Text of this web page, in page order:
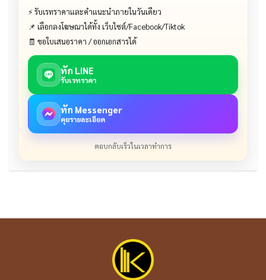
⚡ รับเรทราคาและคำแนะนำภายในวันเดียว
📌 เลือกลงโฆษณาได้ทั้ง เว็บไซต์/Facebook/Tiktok
🧾 ขอใบเสนอราคา / ออกเอกสารได้
ทัก LINE
รับเรทราคา
ทัก Messenger
คุยรายละเอียด
ตอบกลับเร็วในเวลาทำการ